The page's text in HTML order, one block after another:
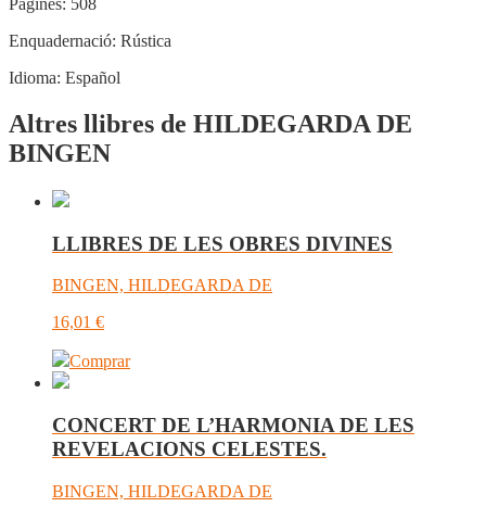
Pàgines: 508
Enquadernació: Rústica
Idioma: Español
Altres llibres de HILDEGARDA DE
BINGEN
LLIBRES DE LES OBRES DIVINES
BINGEN, HILDEGARDA DE
16,01 €
Comprar
CONCERT DE L’HARMONIA DE LES
REVELACIONS CELESTES.
BINGEN, HILDEGARDA DE